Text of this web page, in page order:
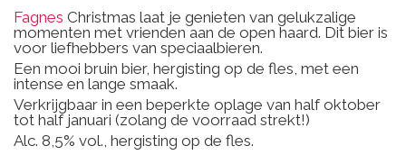
Fagnes Christmas laat je genieten van gelukzalige
momenten met vrienden aan de open haard. Dit bier is
voor liefhebbers van speciaalbieren.
Een mooi bruin bier, hergisting op de fles, met een
intense en lange smaak.
Verkrijgbaar in een beperkte oplage van half oktober
tot half januari (zolang de voorraad strekt!)
Alc. 8,5% vol., hergisting op de fles.